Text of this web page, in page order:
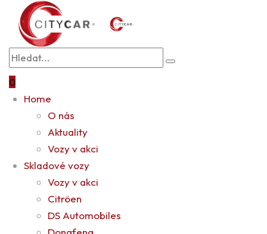
0
Home
O nás
Aktuality
Vozy v akci
Skladové vozy
Vozy v akci
Citröen
DS Automobiles